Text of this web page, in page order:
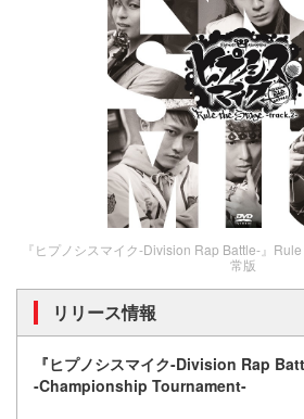
『ヒプノシスマイク-Division Rap Battle-』
常版
リリース情報
『ヒプノシスマイク-Division Rap
-Championship Tournament-